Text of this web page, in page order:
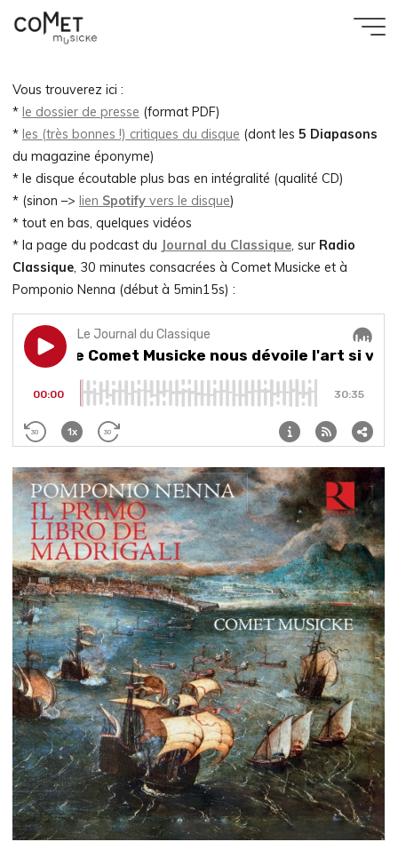
Pomponio Nenna – Il primo libro de madrigali a 5
Vous trouverez ici :
*le dossier de presse (format PDF)
*les (très bonnes !) critiques du disque (dont les5 Diapasons
du magazine éponyme)
* le disque écoutable plus bas en intégralité (qualité CD)
* (sinon –>lien Spotify vers le disque)
* tout en bas, quelques vidéos
* la page du podcast du Journal du Classique, sur Radio
Classique, 30 minutes consacrées à Comet Musicke et à
Pomponio Nenna (début à 5min15s) :